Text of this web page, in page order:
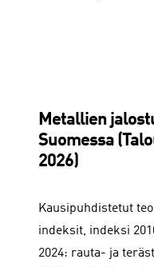
Metallien
Suomessa
2026)
Kausipuhdistetut
indeksit, indeksi
2024: rauta- ja